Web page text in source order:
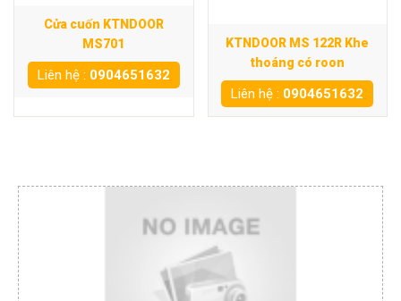
Cửa cuốn KTNDOOR
MS701
Liên hệ : 0904651632
KTNDOOR MS 122R Khe
thoáng có roon
Liên hệ : 0904651632